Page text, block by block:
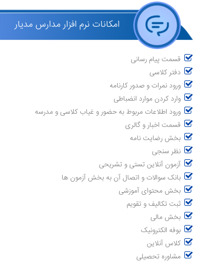
امکانات نرم افزار مدارس مدیار
قسمت پیام رسانی
دفتر کلاسی
ورود نمرات و صدور کارنامه
وارد کردن موارد انضباطی
ورود اطلاعات مربوط به حضور و غیاب کلاسی و مدرسه
قسمت اخبار و گالری
بخش رضایت نامه
نظر سنجی
آزمون آنلاین تستی و تشریحی
بانک سوالات و اتصال آن به بخش آزمون ها
بخش محتوای آموزشی
ثبت تکالیف و تقویم
بخش مالی
بوفه الکترونیک
کلاس آنلاین
مشاوره تحصیلی